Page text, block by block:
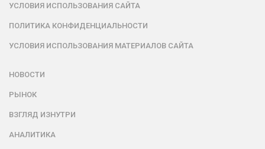
УСЛОВИЯ ИСПОЛЬЗОВАНИЯ САЙТА
ПОЛИТИКА КОНФИДЕНЦИАЛЬНОСТИ
УСЛОВИЯ ИСПОЛЬЗОВАНИЯ МАТЕРИАЛОВ САЙТА
НОВОСТИ
РЫНОК
ВЗГЛЯД ИЗНУТРИ
АНАЛИТИКА